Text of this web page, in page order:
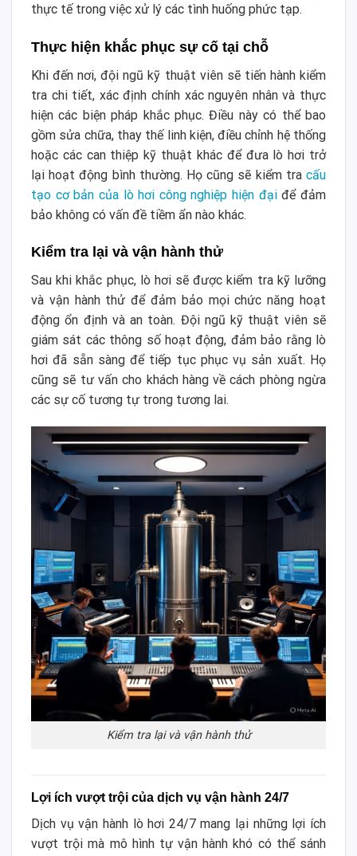
thực tế trong việc xử lý các tình huống phức tạp.
Thực hiện khắc phục sự cố tại chỗ
Khi đến nơi, đội ngũ kỹ thuật viên sẽ tiến hành kiểm
tra chi tiết, xác định chính xác nguyên nhân và thực
hiện các biện pháp khắc phục. Điều này có thể bao
gồm sửa chữa, thay thế linh kiện, điều chỉnh hệ thống
hoặc các can thiệp kỹ thuật khác để đưa lò hơi trở
lại hoạt động bình thường. Họ cũng sẽ kiểm tra cấu
tạo cơ bản của lò hơi công nghiệp hiện đạiđể đảm
bảo không có vấn đề tiềm ẩn nào khác.
Kiểm tra lại và vận hành thử
Sau khi khắc phục, lò hơi sẽ được kiểm tra kỹ lưỡng
và vận hành thử để đảm bảo mọi chức năng hoạt
động ổn định và an toàn. Đội ngũ kỹ thuật viên sẽ
giám sát các thông số hoạt động, đảm bảo rằng lò
hơi đã sẵn sàng để tiếp tục phục vụ sản xuất. Họ
cũng sẽ tư vấn cho khách hàng về cách phòng ngừa
các sự cố tương tự trong tương lai.
Kiểm tra lại và vận hành thử
Lợi ích vượt trội của dịch vụ vận hành 24/7
Dịch vụ vận hành lò hơi 24/7 mang lại những lợi ích
vượt trội mà mô hình tự vận hành khó có thể sánh